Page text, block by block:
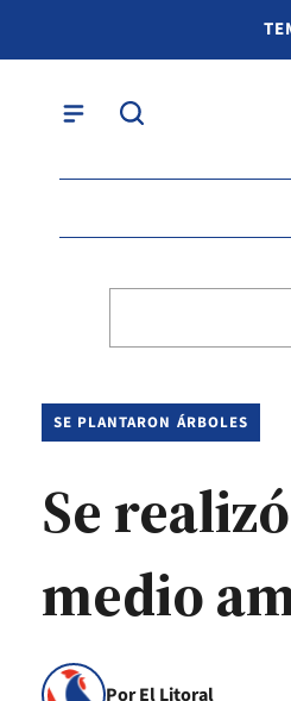
SE PLANTARON ÁRBOLES
Se
medio
Por El Litoral